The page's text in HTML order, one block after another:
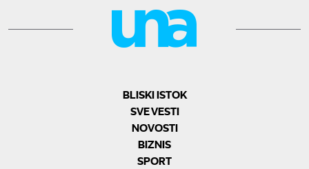
BLISKI ISTOK
SVE VESTI
NOVOSTI
BIZNIS
SPORT